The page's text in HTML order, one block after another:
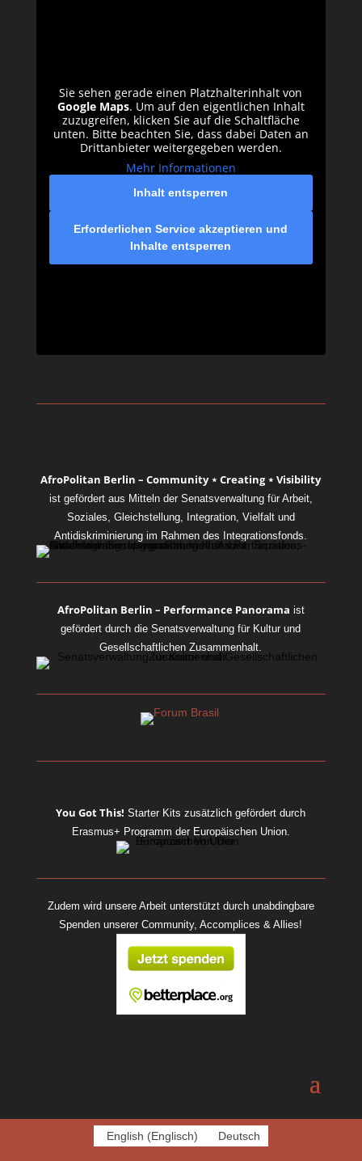
Sie sehen gerade einen Platzhalterinhalt von
Google Maps. Um auf den eigentlichen Inhalt
zuzugreifen, klicken Sie auf die Schaltfläche
unten. Bitte beachten Sie, dass dabei Daten an
Drittanbieter weitergegeben werden.
Mehr Informationen
Inhalt entsperren
Erforderlichen Service akzeptieren und
Inhalte entsperren
AfroPolitan Berlin – Community ⋆ Creating ⋆ Visibility
ist gefördert aus Mitteln der Senatsverwaltung für Arbeit,
Soziales, Gleichstellung, Integration, Vielfalt und
Antidiskriminierung im Rahmen des Integrationsfonds.
AfroPolitan Berlin – Performance Panorama ist
gefördert durch die Senatsverwaltung für Kultur und
Gesellschaftlichen Zusammenhalt.
You Got This! Starter Kits zusätzlich gefördert durch
Erasmus+ Programm der Europäischen Union.
Zudem wird unsere Arbeit unterstützt durch unabdingbare
Spenden unserer Community, Accomplices & Allies!
English (Englisch) Deutsch